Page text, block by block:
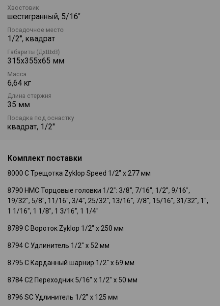
изготовлены с высокой точностью и устойчивы к нагрузкам,
что гарантирует долговечность и безупречное
функционирование инструмента.
сервисных работ, объединяя функциональность пяти типов
трещоток в одном инструменте. Шариковый фиксатор
надёжно удерживает головки и адаптеры, предотвращая их
выпадение при работе.
Хвостовик
шестигранный, 5/16"
Посадочное место
1/2", квадрат
Габариты (ДхШхВ)
315х355х65 мм
Масса
6,64 кг
Длина стержня
35 мм
Посадка под оснастку
квадрат, 1/2"
Комплект поставки
8000 C Трещотка Zyklop Speed 1/2" x 277 мм
8790 HMC Торцовые головки 1/2": 3/8", 7/16", 1/2", 9/16",
19/32", 5/8", 11/16", 3/4", 25/32", 13/16", 7/8", 15/16", 31/32", 1",
1 1/16", 1 1/8", 1 3/16", 1 1/4"
8789 C Вороток Zyklop 1/2" x 250 мм
8794 C Удлинитель 1/2" x 52 мм
8795 C Карданный шарнир 1/2" x 69 мм
8784 C2 Переходник 5/16" x 1/2" x 50 мм
8796 SC Удлинитель 1/2" x 125 мм